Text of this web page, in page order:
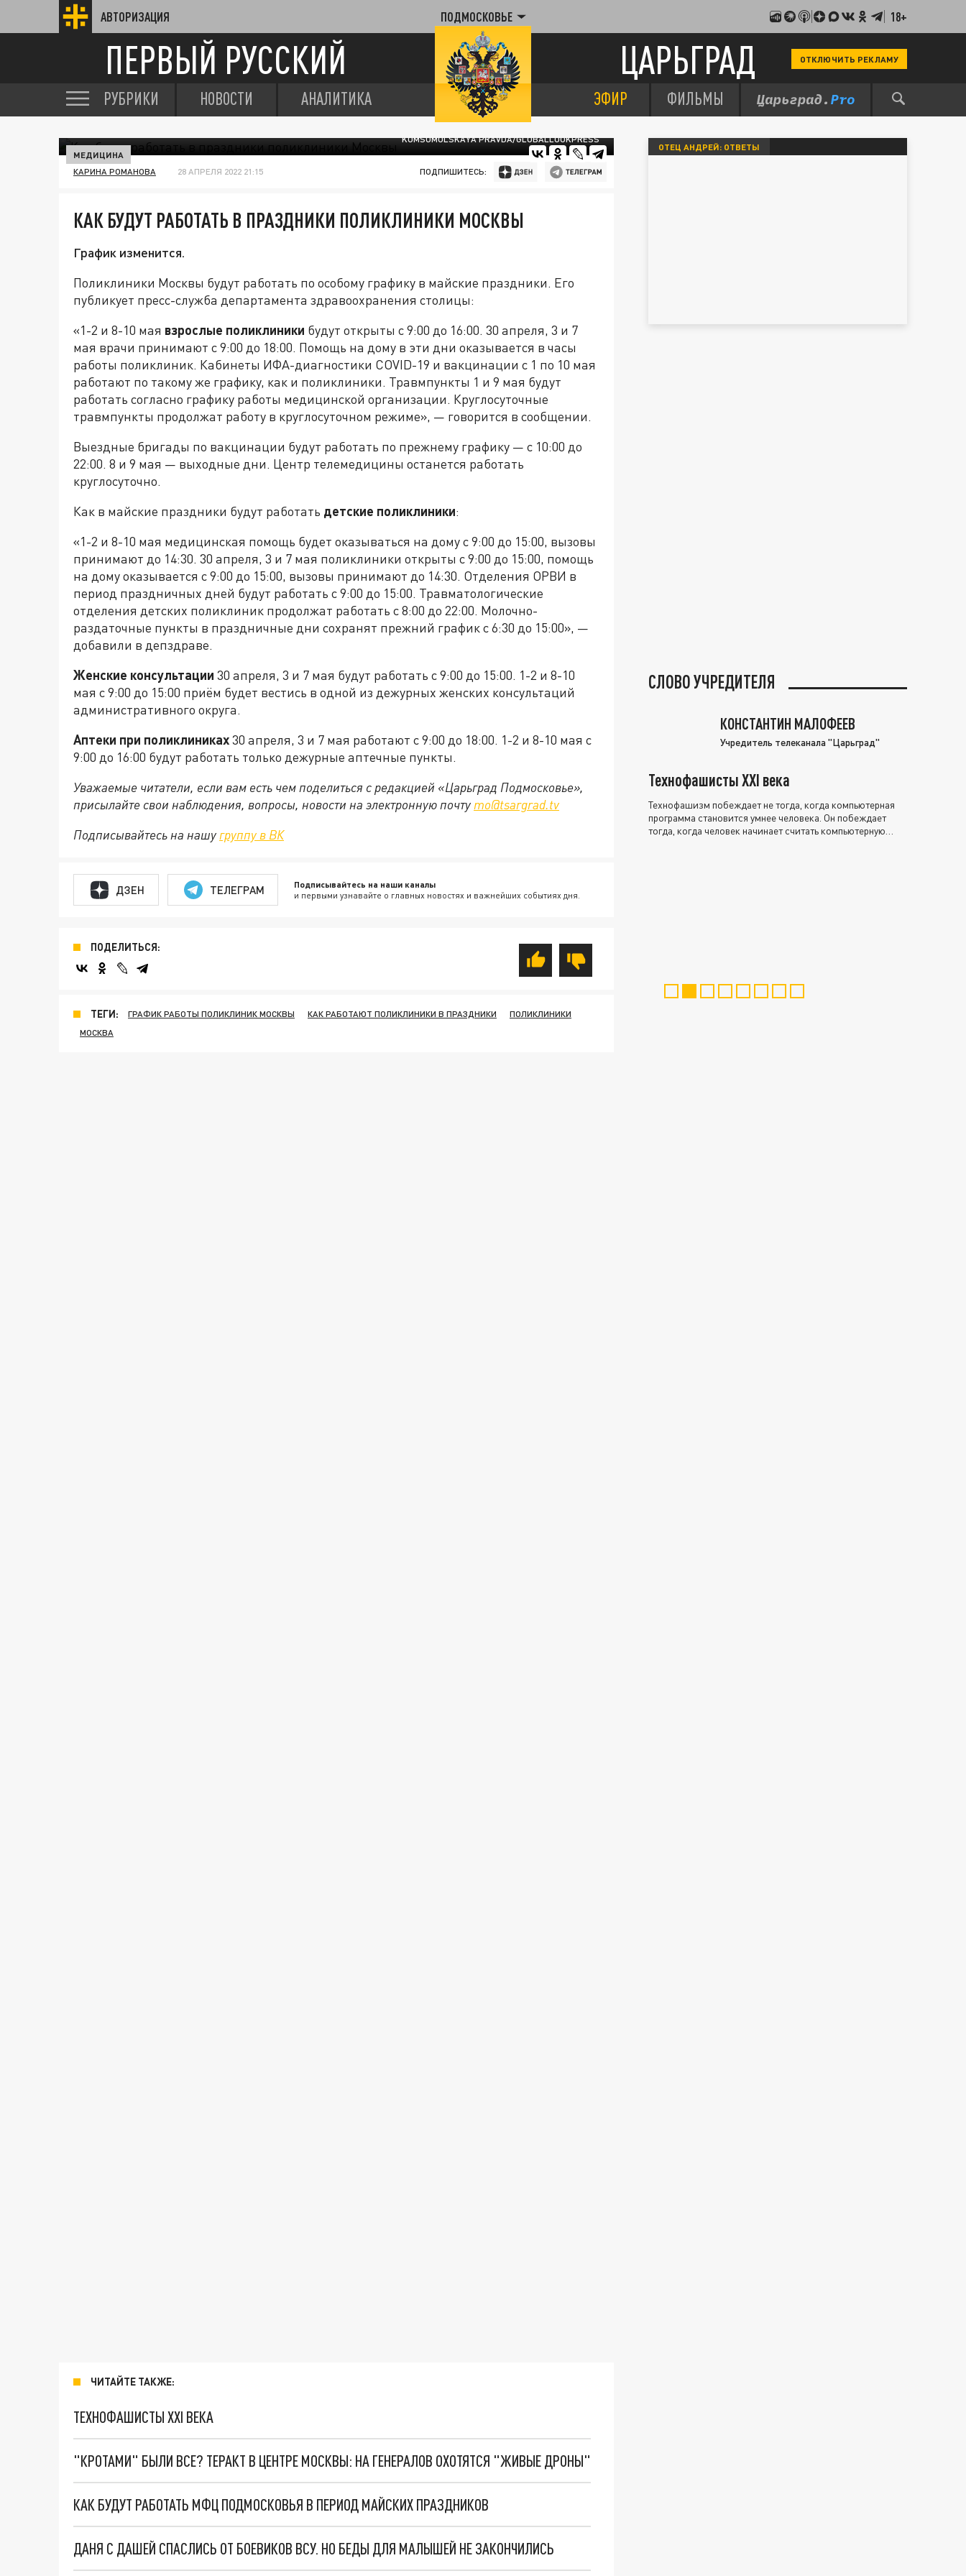
АВТОРИЗАЦИЯ ПОДМОСКОВЬЕ 18+
ПЕРВЫЙ РУССКИЙ ЦАРЬГРАД ОТКЛЮЧИТЬ РЕКЛАМУ
РУБРИКИ НОВОСТИ АНАЛИТИКА ЭФИР ФИЛЬМЫ
KOMSOMOLSKAYA PRAVDA/GLOBALLOOKPRESS
МЕДИЦИНА
КАРИНА РОМАНОВА 28 АПРЕЛЯ 2022 21:15 ПОДПИШИТЕСЬ:
КАК БУДУТ РАБОТАТЬ В ПРАЗДНИКИ ПОЛИКЛИНИКИ МОСКВЫ
График изменится.
Поликлиники Москвы будут работать по особому графику в майские праздники. Его
публикует пресс-служба департамента здравоохранения столицы:
«1-2 и 8-10 мая взрослые поликлиники будут открыты с 9:00 до 16:00. 30 апреля, 3 и 7
мая врачи принимают с 9:00 до 18:00. Помощь на дому в эти дни оказывается в часы
работы поликлиник. Кабинеты ИФА-диагностики COVID-19 и вакцинации с 1 по 10 мая
работают по такому же графику, как и поликлиники. Травмпункты 1 и 9 мая будут
работать согласно графику работы медицинской организации. Круглосуточные
травмпункты продолжат работу в круглосуточном режиме», — говорится в сообщении.
Выездные бригады по вакцинации будут работать по прежнему графику — с 10:00 до
22:00. 8 и 9 мая — выходные дни. Центр телемедицины останется работать
круглосуточно.
Как в майские праздники будут работать детские поликлиники:
«1-2 и 8-10 мая медицинская помощь будет оказываться на дому с 9:00 до 15:00, вызовы
принимают до 14:30. 30 апреля, 3 и 7 мая поликлиники открыты с 9:00 до 15:00, помощь
на дому оказывается с 9:00 до 15:00, вызовы принимают до 14:30. Отделения ОРВИ в
период праздничных дней будут работать с 9:00 до 15:00. Травматологические
отделения детских поликлиник продолжат работать с 8:00 до 22:00. Молочно-
раздаточные пункты в праздничные дни сохранят прежний график с 6:30 до 15:00», —
добавили в депздраве.
Женские консультации 30 апреля, 3 и 7 мая будут работать с 9:00 до 15:00. 1-2 и 8-10
мая с 9:00 до 15:00 приём будет вестись в одной из дежурных женских консультаций
административного округа.
Аптеки при поликлиниках30 апреля, 3 и 7 мая работают с 9:00 до 18:00. 1-2 и 8-10 мая с
9:00 до 16:00 будут работать только дежурные аптечные пункты.
Уважаемые читатели, если вам есть чем поделиться с редакцией «Царьград Подмосковье»,
присылайте свои наблюдения, вопросы, новости на электронную почту mo@tsargrad.tv
Подписывайтесь на нашу группу в ВК
ДЗЕН ТЕЛЕГРАМ Подписывайтесь на наши каналы
и первыми узнавайте о главных новостях и важнейших событиях дня.
ПОДЕЛИТЬСЯ:
ТЕГИ: ГРАФИК РАБОТЫ ПОЛИКЛИНИК МОСКВЫ КАК РАБОТАЮТ ПОЛИКЛИНИКИ В ПРАЗДНИКИ
ПОЛИКЛИНИКИ
МОСКВА
ЧИТАЙТЕ ТАКЖЕ:
ТЕХНОФАШИСТЫ XXI ВЕКА
"КРОТАМИ" БЫЛИ ВСЕ? ТЕРАКТ В ЦЕНТРЕ МОСКВЫ: НА ГЕНЕРАЛОВ ОХОТЯТСЯ "ЖИВЫЕ ДРОНЫ"
КАК БУДУТ РАБОТАТЬ МФЦ ПОДМОСКОВЬЯ В ПЕРИОД МАЙСКИХ ПРАЗДНИКОВ
ДАНЯ С ДАШЕЙ СПАСЛИСЬ ОТ БОЕВИКОВ ВСУ. НО БЕДЫ ДЛЯ МАЛЫШЕЙ НЕ ЗАКОНЧИЛИСЬ
ОТЕЦ АНДРЕЙ: ОТВЕТЫ
СЛОВО УЧРЕДИТЕЛЯ
КОНСТАНТИН МАЛОФЕЕВ
Учредитель телеканала "Царьград"
Технофашисты XXI века
Технофашизм побеждает не тогда, когда компьютерная
программа становится умнее человека. Он побеждает
тогда, когда человек начинает считать компьютерную